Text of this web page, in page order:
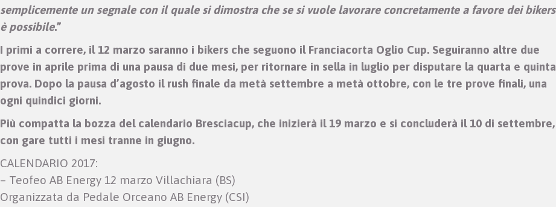
semplicemente un segnale con il quale si dimostra che se si vuole lavorare concretamente a favore dei bikers
è possibile.”
I primi a correre, il 12 marzo saranno i bikers che seguono il Franciacorta Oglio Cup. Seguiranno altre due
prove in aprile prima di una pausa di due mesi, per ritornare in sella in luglio per disputare la quarta e quinta
prova. Dopo la pausa d’agosto il rush finale da metà settembre a metà ottobre, con le tre prove finali, una
ogni quindici giorni.
Più compatta la bozza del calendario Bresciacup, che inizierà il 19 marzo e si concluderà il 10 di settembre,
con gare tutti i mesi tranne in giugno.
CALENDARIO 2017:
– Teofeo AB Energy 12 marzo Villachiara (BS)
Organizzata da Pedale Orceano AB Energy (CSI)